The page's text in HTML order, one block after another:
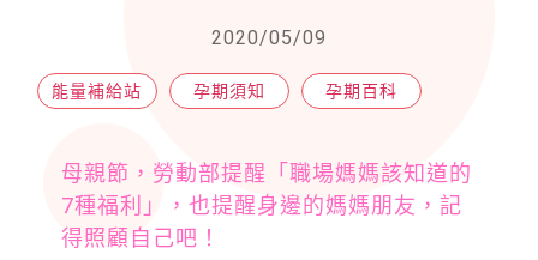
2020/05/09
能量補給站 孕期須知 孕期百科
母親節，勞動部提醒「職場媽媽該知道的
7種福利」，也提醒身邊的媽媽朋友，記
得照顧自己吧！